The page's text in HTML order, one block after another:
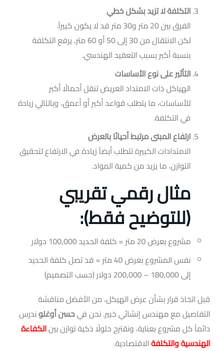
التكلفة لا تزيد بشكل خطي
الفرق بين 20 متر و30 متر قد لا يكون كبيراً.
لكن الانتقال من 30 إلى 50 أو 60 متر، يرفع التكلفة
بنسبة أكبر بسبب التعقيد الهندسي.
التأثير على نوع الأساسات
الهياكل ذات الامتداد العريض تنقل أحمالًا أكبر
للأساسات، ما يتطلب قواعد أكبر أو أعمق، وبالتالي زيادة
في التكلفة.
ارتفاع المبنى مرتبط أحيانًا بالعرض
الامتدادات الكبيرة تتطلب أيضاً زيادة في الارتفاع لتحقيق
التوازن، ما يزيد من كمية المواد.
مثال رقمي تقريبي
(للتوضيح فقط):
مشروع بعرض 20 متر = كلفة الحديد 100,000 دولار
نفس المشروع بعرض 40 متر = قد تصل كلفة الحديد
إلى 180,000 – 200,000 دولار (حسب التصميم)
قبل اتخاذ قرار بشأن عرض الهيكل، من الأفضل مناقشة
التفاصيل مع مهندس إنشائي خبير. نحن فيحسن أوغلوندرس
دائماً كل مشروع بعناية، ونقترح حلولًا ذكية توازن بينالكفاءة
الهندسية والتكلفةالاقتصادية.